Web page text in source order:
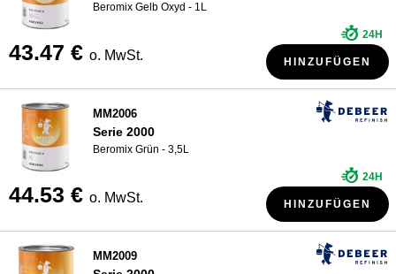
Beromix Gelb Oxyd - 1L
43.47 € o. MwSt.
24H
HINZUFÜGEN
MM2006
Serie 2000
Beromix Grün - 3,5L
44.53 € o. MwSt.
24H
HINZUFÜGEN
MM2009